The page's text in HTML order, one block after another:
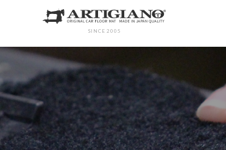
SINCE 2005